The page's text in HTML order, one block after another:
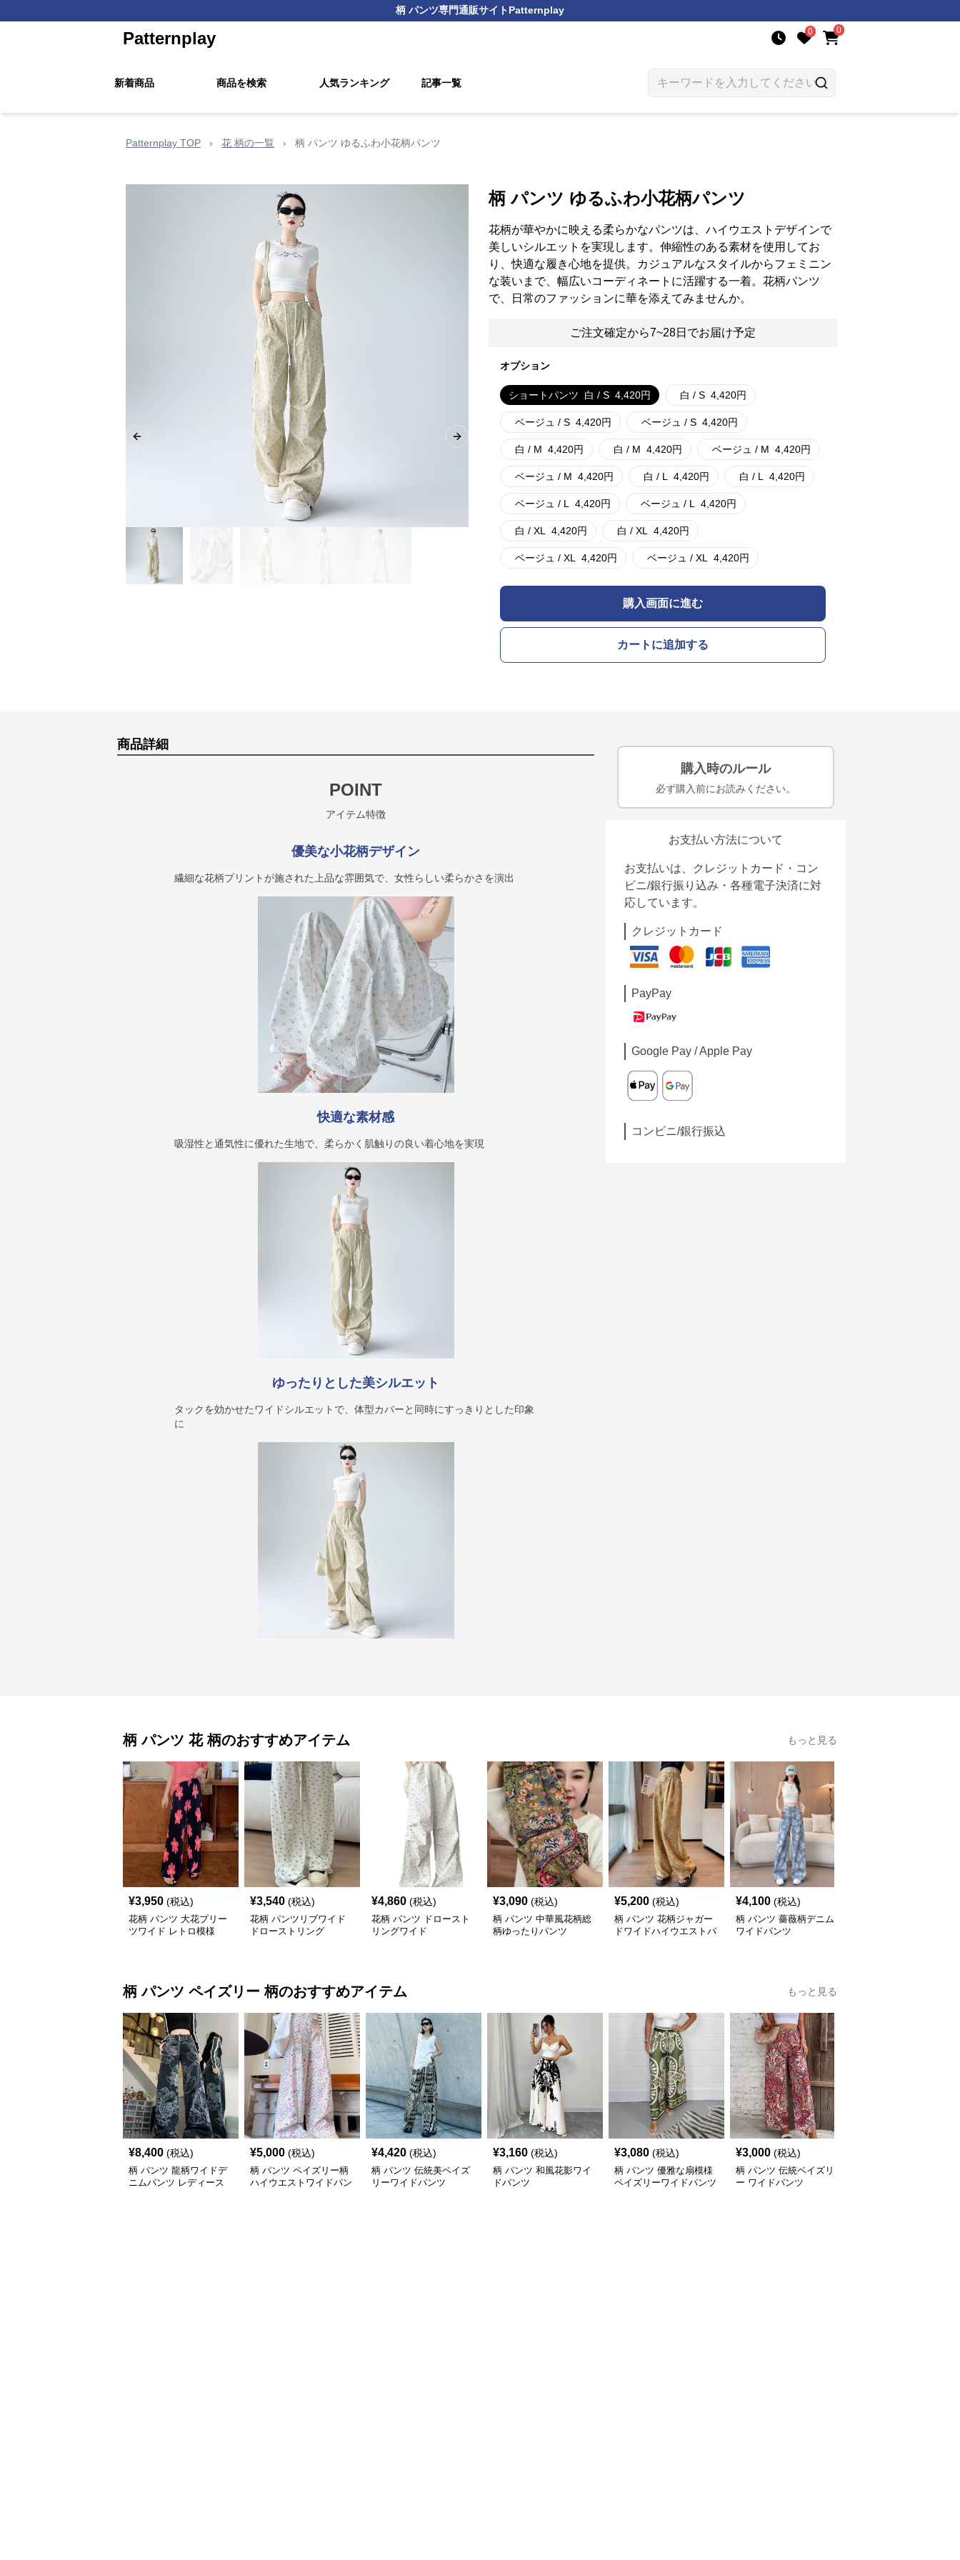
柄 パンツ専門通販サイトPatternplay
Patternplay 0 0
新着商品 商品を検索 人気ランキング 記事一覧
Patternplay TOP › 花 柄の一覧 › 柄 パンツ ゆるふわ小花柄パンツ
Previous slide Next slide
柄 パンツ ゆるふわ小花柄パンツ
花柄が華やかに映える柔らかなパンツは、ハイウエストデザインで
美しいシルエットを実現します。伸縮性のある素材を使用してお
り、快適な履き心地を提供。カジュアルなスタイルからフェミニン
な装いまで、幅広いコーディネートに活躍する一着。花柄パンツ
で、日常のファッションに華を添えてみませんか。
ご注文確定から7~28日でお届け予定
オプション
ショートパンツ 白 / S 4,420円 白 / S 4,420円
ベージュ / S 4,420円 ベージュ / S 4,420円
白 / M 4,420円 白 / M 4,420円 ベージュ / M 4,420円
ベージュ / M 4,420円 白 / L 4,420円 白 / L 4,420円
ベージュ / L 4,420円 ベージュ / L 4,420円
白 / XL 4,420円 白 / XL 4,420円
ベージュ / XL 4,420円 ベージュ / XL 4,420円
購入画面に進む
カートに追加する
商品詳細
POINT
アイテム特徴
優美な小花柄デザイン
繊細な花柄プリントが施された上品な雰囲気で、女性らしい柔らかさを演出
快適な素材感
吸湿性と通気性に優れた生地で、柔らかく肌触りの良い着心地を実現
ゆったりとした美シルエット
タックを効かせたワイドシルエットで、体型カバーと同時にすっきりとした印象
に
購入時のルール
必ず購入前にお読みください。
お支払い方法について
お支払いは、クレジットカード・コン
ビニ/銀行振り込み・各種電子決済に対
応しています。
クレジットカード
PayPay
Google Pay / Apple Pay
コンビニ/銀行振込
柄 パンツ 花 柄のおすすめアイテム もっと見る
¥3,950 (税込)
花柄 パンツ 大花プリー
ツワイド レトロ模様
¥3,540 (税込)
花柄 パンツリブワイド
ドローストリング
¥4,860 (税込)
花柄 パンツ ドロースト
リングワイド
¥3,090 (税込)
柄 パンツ 中華風花柄総
柄ゆったりパンツ
¥5,200 (税込)
柄 パンツ 花柄ジャガー
ドワイドハイウエストパ
¥4,100 (税込)
柄 パンツ 薔薇柄デニム
ワイドパンツ
柄 パンツ ペイズリー 柄のおすすめアイテム もっと見る
¥8,400 (税込)
柄 パンツ 龍柄ワイドデ
ニムパンツ レディース
¥5,000 (税込)
柄 パンツ ペイズリー柄
ハイウエストワイドパン
¥4,420 (税込)
柄 パンツ 伝統美ペイズ
リーワイドパンツ
¥3,160 (税込)
柄 パンツ 和風花影ワイ
ドパンツ
¥3,080 (税込)
柄 パンツ 優雅な扇模様
ペイズリーワイドパンツ
¥3,000 (税込)
柄 パンツ 伝統ペイズリ
ー ワイドパンツ